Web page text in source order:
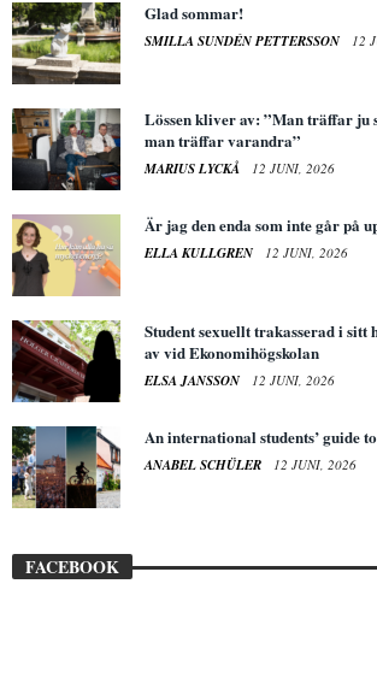
Glad sommar!
SMILLA SUNDÉN PETTERSSON 12
Lössen kliver av: ”Man träffar ju
man träffar varandra”
MARIUS LYCKÅ 12 JUNI, 2026
Är jag den enda som inte går på
ELLA KULLGREN 12 JUNI, 2026
Student sexuellt trakasserad i sitt
av vid Ekonomihögskolan
ELSA JANSSON 12 JUNI, 2026
An international students’ guide
ANABEL SCHÜLER 12 JUNI, 2026
FACEBOOK